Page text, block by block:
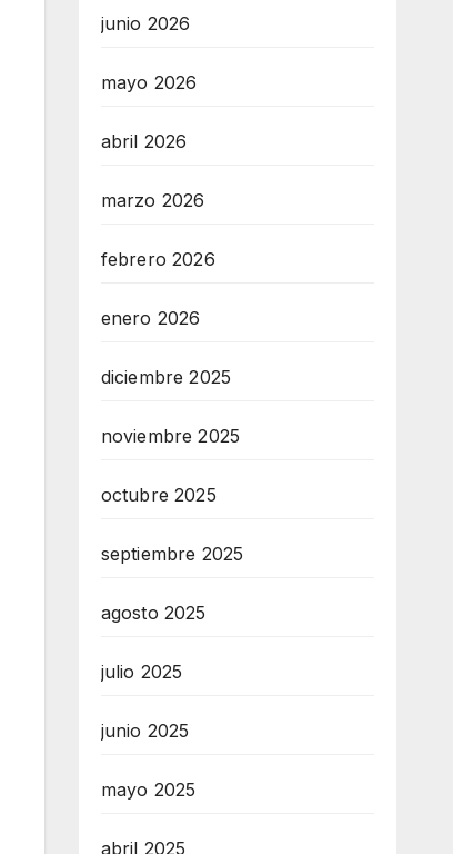
junio 2026
mayo 2026
abril 2026
marzo 2026
febrero 2026
enero 2026
diciembre 2025
noviembre 2025
octubre 2025
septiembre 2025
agosto 2025
julio 2025
junio 2025
mayo 2025
abril 2025